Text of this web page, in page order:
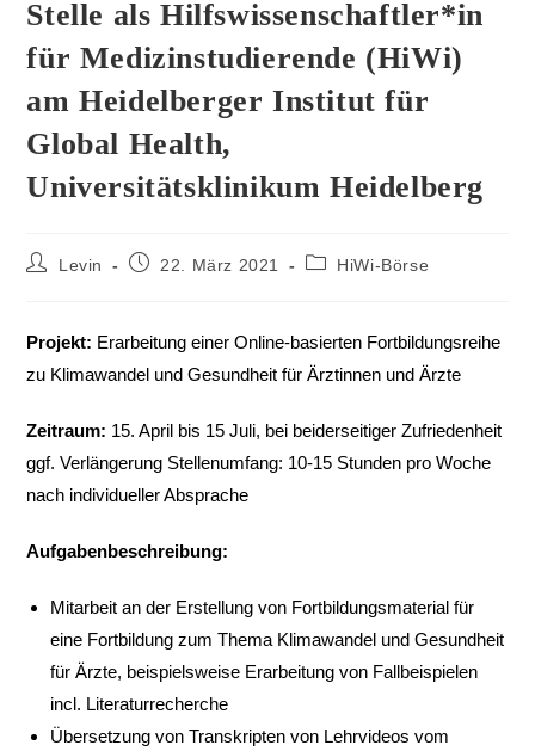
Stelle als Hilfswissenschaftler*in
für Medizinstudierende (HiWi)
am Heidelberger Institut für
Global Health,
Universitätsklinikum Heidelberg
Levin 22. März 2021 HiWi-Börse
Projekt: Erarbeitung einer Online-basierten Fortbildungsreihe
zu Klimawandel und Gesundheit für Ärztinnen und Ärzte
Zeitraum: 15. April bis 15 Juli, bei beiderseitiger Zufriedenheit
ggf. Verlängerung Stellenumfang: 10-15 Stunden pro Woche
nach individueller Absprache
Aufgabenbeschreibung:
Mitarbeit an der Erstellung von Fortbildungsmaterial für
eine Fortbildung zum Thema Klimawandel und Gesundheit
für Ärzte, beispielsweise Erarbeitung von Fallbeispielen
incl. Literaturrecherche
Übersetzung von Transkripten von Lehrvideos vom